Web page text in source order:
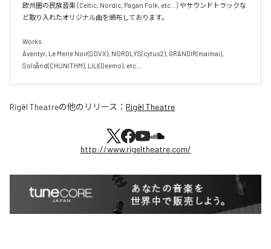
欧州圏の民族音楽（Celtic, Nordic, Pagan Folk, etc...）やサウンドトラックな
ど取り入れたオリジナル曲を頒布しております。
Works:
Äventyr, Le Merle Noir(SDVX), NORDLYS(cytus2), GRÄNDIR(maimai),
Solsånd(CHUNITHM), LILI(Deemo), etc...
Rigël Theatreの他のリリース： Rigël Theatre
http://www.rigeltheatre.com/